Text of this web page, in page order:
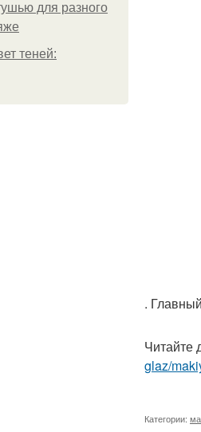
для разного
теней:
.
Читайте
glaz/
Категории: